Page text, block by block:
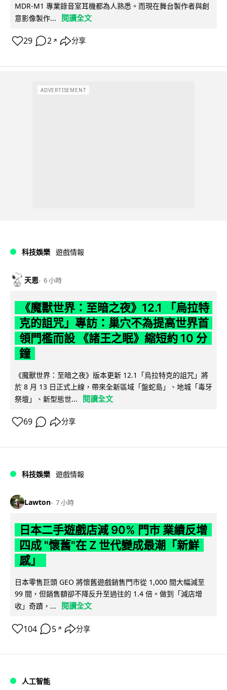
MDR-M1 專業錄音室耳機都為人熟悉。而現在舞台製作者與創
意影像製作...
閱讀全文
29 2 ↗ 分享
ADVERTISEMENT
科技娛樂 遊戲情報
天恩 6 小時
《魔獸世界：至暗之夜》12.1 「烏拉特
克的詛咒」專訪：巢穴不為提高世界首
領門檻而設 《諸王之眠》縮短約 10 分
鐘
《魔獸世界：至暗之夜》版本更新 12.1「烏拉特克的詛咒」將
於 8 月 13 日正式上線，帶來全新區域「盤蛇島」、地城「毒牙
祭壇」、新型態世...
閱讀全文
69 分享
科技娛樂 遊戲情報
Lawton 7 小時
日本二手遊戲店減 90% 門市 業績反增
四成 "懷舊"在 Z 世代變成最潮「新鮮
感」
日本零售巨頭 GEO 將懷舊遊戲銷售門市從 1,000 間大幅減至
99 間，但銷售額卻不降反升至過往的 1.4 倍。做到「減店增
收」奇蹟，...
閱讀全文
104 5 ↗ 分享
人工智能